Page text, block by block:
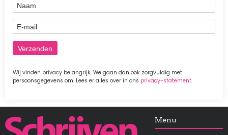
Naam
E-mail
Wij vinden privacy belangrijk. We gaan dan ook zorgvuldig met
persoonsgegevens om. Lees er alles over in ons privacy-statement.
Afbeelding Menu